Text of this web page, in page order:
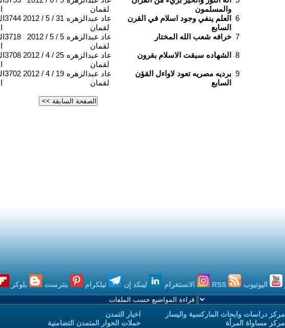
والمسلمون
3744 2012 / 5 / 31 عاد عبدالزهره
العلم ينفي وجود اسلام في القرن
السابع
6
3718 2012 / 5 / 5 عاد عبدالزهره
خرافه شعب الله المختار 7
3708 2012 / 4 / 25 عاد عبدالزهره
الشهاده سبقت الاسلام بقرون 8
3702 2012 / 4 / 19 عاد عبدالزهره
برديه مصريه تعود لاواءل القؤن
السابع
9
اليوتيوب الانستغرام لينكد إن تيلكرام بنترست بلوكر
مركز دراسات وابحاث الماركسية واليسار
مركز مساواة المرأة
اخبار التمدن
حملات الحوار المتمدن التضامنية